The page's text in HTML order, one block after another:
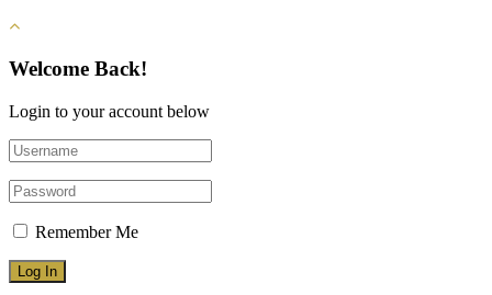
Welcome Back!
Login to your account below
Remember Me